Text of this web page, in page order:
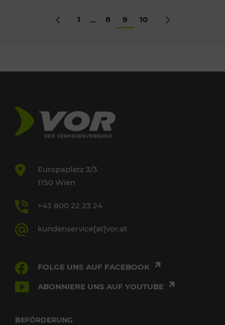
Zurück
1 ... 8 9 10 Nächstes
Europaplatz 3/3
1150 Wien
+43 800 22 23 24
kundenservice[at]vor.at
FOLGE UNS AUF FACEBOOK
ABONNIERE UNS AUF YOUTUBE
BEFÖRDERUNG